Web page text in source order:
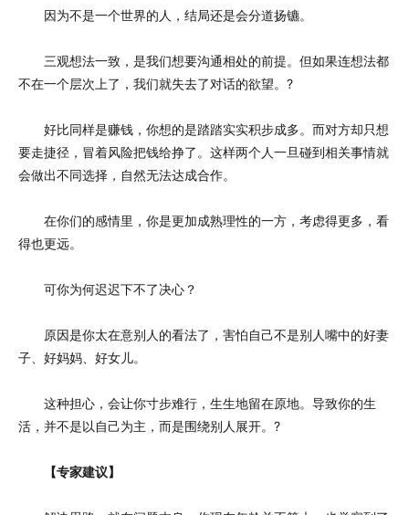
因为不是一个世界的人，结局还是会分道扬镳。
三观想法一致，是我们想要沟通相处的前提。但如果连想法都
不在一个层次上了，我们就失去了对话的欲望。?
好比同样是赚钱，你想的是踏踏实实积步成多。而对方却只想
要走捷径，冒着风险把钱给挣了。这样两个人一旦碰到相关事情就
会做出不同选择，自然无法达成合作。
在你们的感情里，你是更加成熟理性的一方，考虑得更多，看
得也更远。
可你为何迟迟下不了决心？
原因是你太在意别人的看法了，害怕自己不是别人嘴中的好妻
子、好妈妈、好女儿。
这种担心，会让你寸步难行，生生地留在原地。导致你的生
活，并不是以自己为主，而是围绕别人展开。?
【专家建议】